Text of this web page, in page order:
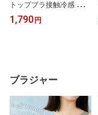
トップブラ接触冷感 ノン
ワイヤー カップ付き ス
ムース フィット 細リブ
ルームウェア シームレス
1,790 円
ブラジャー